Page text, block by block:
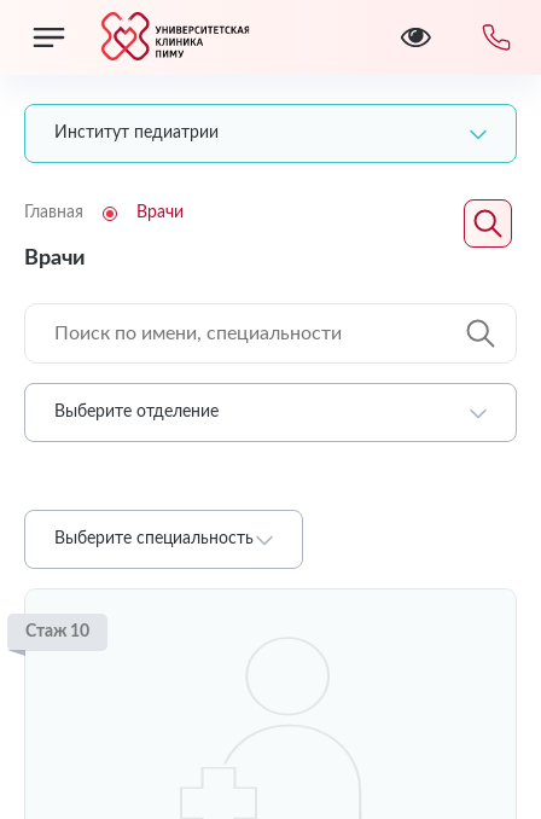
Институт педиатрии
Главная Врачи
Врачи
Выберите отделение
Выберите специальность
Стаж 10